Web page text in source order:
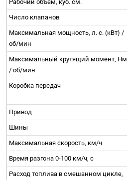
Рабочий объем, куб. см.
Число клапанов
Максимальная мощность, л. с. (кВт) /
об/мин
Максимальный крутящий момент, Нм
/ об/мин
Коробка передач
Привод
Шины
Максимальная скорость, км/ч
Время разгона 0-100 км/ч, с
Расход топлива в смешанном цикле,